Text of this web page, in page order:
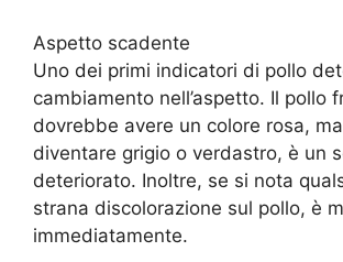
Aspetto scadente
Uno dei primi indicatori di pollo
cambiamento nell’aspetto. Il pollo
dovrebbe avere un colore rosa,
diventare grigio o verdastro, è un
deteriorato. Inoltre, se si nota
strana discolorazione sul pollo, è
immediatamente.